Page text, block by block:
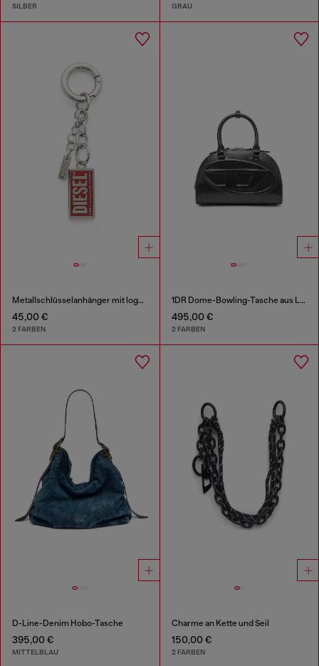
SILBER GRAU
Metallschlüsselanhänger mit logo Biscotto Charm
45,00 €
2 FARBEN
1DR Dome-Bowling-Tasche aus Leder
495,00 €
2 FARBEN
D-Line-Denim Hobo-Tasche
395,00 €
MITTELBLAU
Charme an Kette und Seil
150,00 €
2 FARBEN